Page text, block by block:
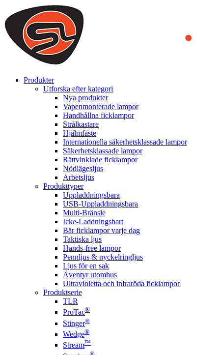
We use cookies to ensure that we provide you the best experience
on our website. By continuing to browse this website, you accept
that cookies are used to help us analyze how the website is used and
to offer you a better experience. To learn more or to find out how
you can disable cookies, you can access our
Produkter
Utforska efter kategori
Nya produkter
Vapenmonterade lampor
Handhållna ficklampor
Strålkastare
Hjälmfäste
Internationella säkerhetsklassade lampor
Säkerhetsklassade lampor
Rättvinklade ficklampor
Nödlägesljus
Arbetsljus
Produkttyper
Uppladdningsbara
USB-Uppladdningsbara
Multi-Bränsle
Icke-Laddningsbart
Bär ficklampor varje dag
Taktiska ljus
Hands-free lampor
Pennljus & nyckelringljus
Ljus för en sak
Äventyr utomhus
Ultravioletta och infraröda ficklampor
Produktserie
TLR
ProTac®
Stinger®
Wedge®
Stream™
®